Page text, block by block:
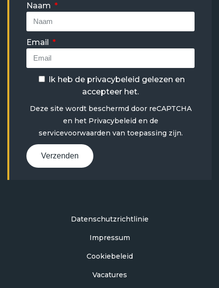
Naam
Email
Ik heb de privacybeleid gelezen en
accepteer het.
Deze site wordt beschermd door reCAPTCHA
en het Privacybeleiden de
servicevoorwaarden van toepassing zijn.
Verzenden
Datenschutzrichtlinie
Impressum
Cookiebeleid
Vacatures